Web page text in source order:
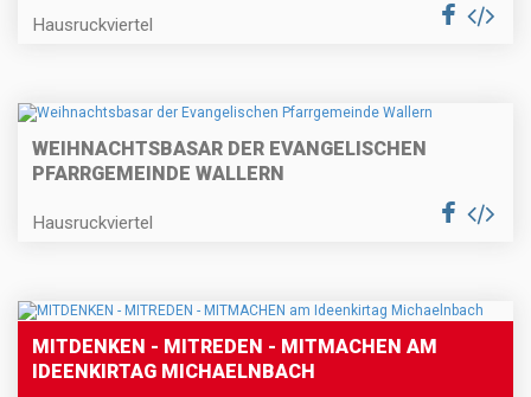
Hausruckviertel
WEIHNACHTSBASAR DER EVANGELISCHEN
PFARRGEMEINDE WALLERN
Hausruckviertel
MITDENKEN - MITREDEN - MITMACHEN AM
IDEENKIRTAG MICHAELNBACH